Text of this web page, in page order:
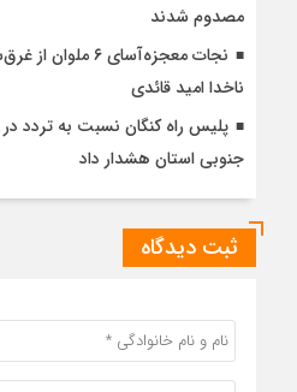
مصدوم شدند
نجات معجزه‌آسای
ناخدا امید قائدی
پلیس راه کنگان نسبت به تردد
جنوبی استان هشدار داد
ثبت دیدگاه